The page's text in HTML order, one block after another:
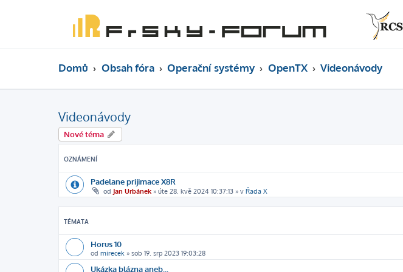
Domů Obsah fóra Operační systémy OpenTX Videonávody
Videonávody
Nové téma
OZNÁMENÍ
Padelane prijimace X8R
od Jan Urbánek » úte 28. kvě 2024 10:37:13 » v Řada X
TÉMATA
Horus 10
od mirecek » sob 19. srp 2023 19:03:28
Ukázka blázna aneb...